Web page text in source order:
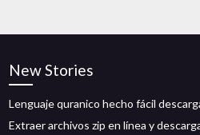
New Stories
Lenguaje quranico hecho fácil
Extraer archivos zip en línea y